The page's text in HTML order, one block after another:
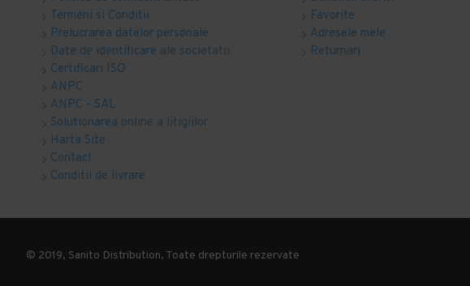
Termeni si Conditii
Prelucrarea datelor personale
Date de identificare ale societatii
Certificari ISO
ANPC
ANPC - SAL
Solutionarea online a litigiilor
Harta Site
Contact
Conditii de livrare
Favorite
Adresele mele
Returnari
© 2019, Sanito Distribution, Toate drepturile rezervate